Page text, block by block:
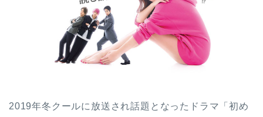
2019年冬クールに放送され話題となったドラマ「初め